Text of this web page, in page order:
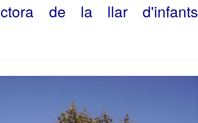
de la llar d'infants